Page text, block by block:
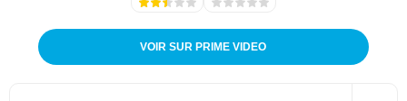
VOIR SUR PRIME VIDEO